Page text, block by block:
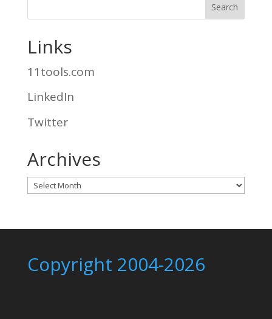
Links
11tools.com
LinkedIn
Twitter
Archives
Archives
Copyright 2004-2026